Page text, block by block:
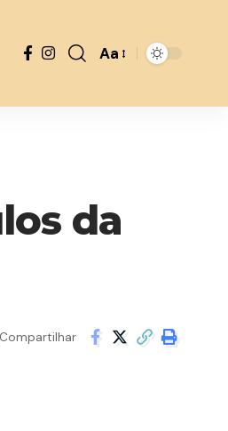
Font
Aa
da
Compartilhar